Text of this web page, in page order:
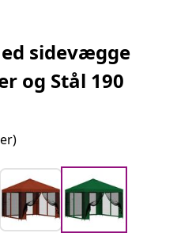
sidevægge
og Stål 190